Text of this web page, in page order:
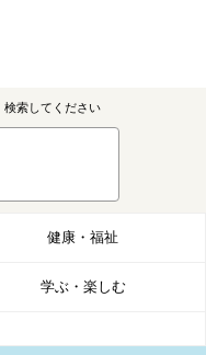
検索してください
健康・福祉
学ぶ・楽しむ